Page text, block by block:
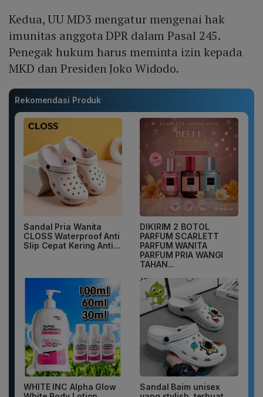
Kedua, UU MD3 mengatur mengenai hak
imunitas anggota DPR dalam Pasal 245.
Penegak hukum harus meminta izin kepada
MKD dan Presiden Joko Widodo.
Rekomendasi Produk
Sandal Pria Wanita
CLOSS Waterproof Anti
Slip Cepat Kering Anti...
DIKIRIM 2 BOTOL
PARFUM SCARLETT
PARFUM WANITA
PARFUM PRIA WANGI
TAHAN...
WHITE INC Alpha Glow
Sandal Baim unisex